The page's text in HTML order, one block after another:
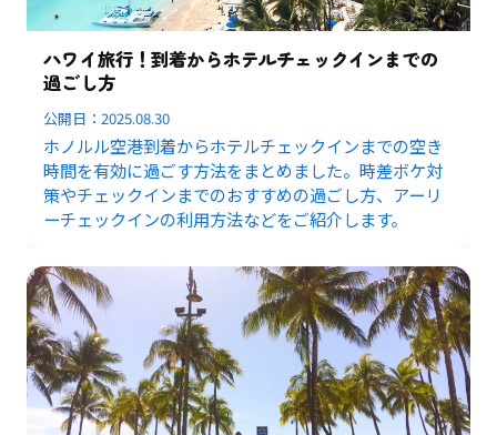
ハワイ旅行！到着からホテルチェックインまでの
過ごし方
公開日：2025.08.30
ホノルル空港到着からホテルチェックインまでの空き
時間を有効に過ごす方法をまとめました。時差ボケ対
策やチェックインまでのおすすめの過ごし方、アーリ
ーチェックインの利用方法などをご紹介します。